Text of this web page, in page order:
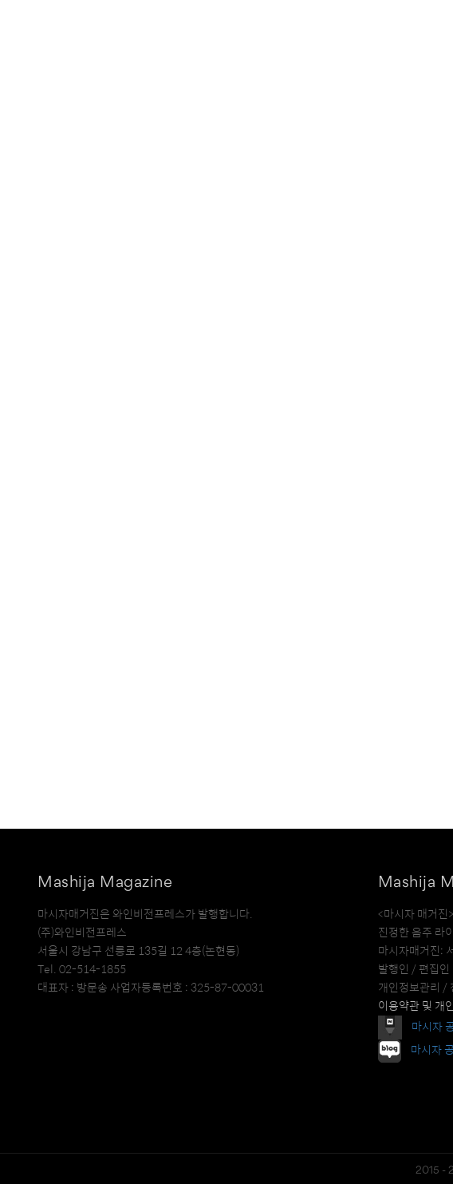
Mashija Magazine
마시자매거진은 와인비전프레스가 발행합니다.
(주)와인비전프레스
서울시 강남구 선릉로 135길 12 4층(논현동)
Tel. 02-514-1855
대표자 : 방문송 사업자등록번호 : 325-87-00031
Mashija
<마시자 매거진
진정한 음주 라
마시자매거진:
발행인 / 편집인
개인정보관리 /
이용약관 및 개
마시자
마시자
2015 -